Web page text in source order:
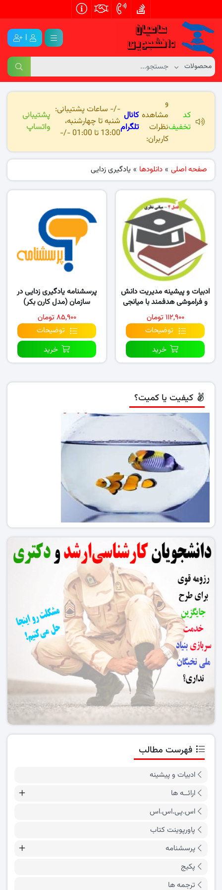
|
کد
تخفیف
و
مشاهده
نظرات
کاربران:
کانال
تلگرام
-/- ساعات پشتیبانی:
شنبه تا چهارشنبه،
13:00 تا 01:00 -/-
پشتیبانی
واتساپ
صفحه اصلی » دانلودها » یادگیری زدایی
ادبیات و پیشینه مدیریت دانش
و فراموشی هدفمند با میانجی
تسهیم دانش
۱۱۲,۹۰۰ تومان
توضیحات
خرید
پرسشنامه یادگیری زدایی در
سازمان (مدل کارن بکر)
۸۵,۹۰۰ تومان
توضیحات
خرید
کیفیت یا کمیت؟
فهرست مطالب
ادبیات و پیشینه
ارائــه ها
اس.پی.اس.اس
پاورپوینت کتاب
پرسشنامه
پکیج
ترجمه ها